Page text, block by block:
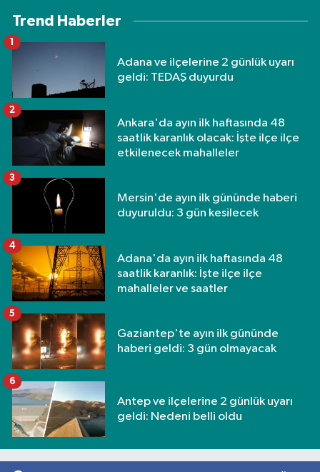
Trend Haberler
Adana ve ilçelerine 2 günlük uyarı
geldi: TEDAŞ duyurdu
1
Ankara'da ayın ilk haftasında 48
saatlik karanlık olacak: İşte ilçe ilçe
etkilenecek mahalleler
2
Mersin'de ayın ilk gününde haberi
duyuruldu: 3 gün kesilecek
3
Adana'da ayın ilk haftasında 48
saatlik karanlık: İşte ilçe ilçe
mahalleler ve saatler
4
Gaziantep'te ayın ilk gününde
haberi geldi: 3 gün olmayacak
5
Antep ve ilçelerine 2 günlük uyarı
geldi: Nedeni belli oldu
6